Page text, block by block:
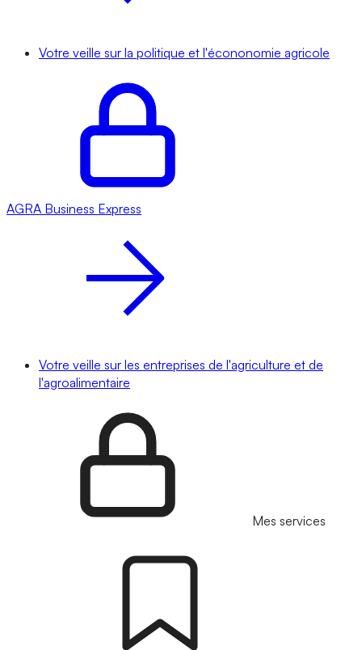
Votre veille sur la politique et l'écononomie agricole
AGRA Business Express
Votre veille sur les entreprises de l'agriculture et de
l'agroalimentaire
Mes services